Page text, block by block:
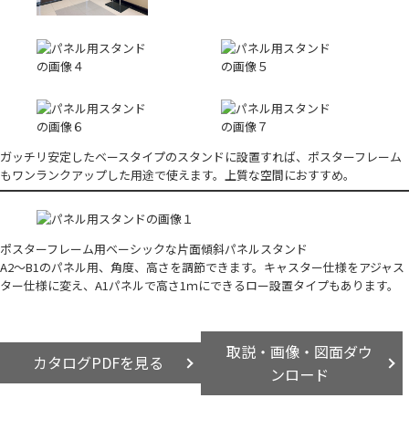
ガッチリ安定したベースタイプのスタンドに設置すれば、ポスターフレーム
もワンランクアップした用途で使えます。上質な空間におすすめ。
ポスターフレーム用ベーシックな片面傾斜パネルスタンド
A2～B1のパネル用、角度、高さを調節できます。キャスター仕様をアジャス
ター仕様に変え、A1パネルで高さ1ｍにできるロー設置タイプもあります。
カタログPDFを見る
取説・画像・図面ダウ
ンロード